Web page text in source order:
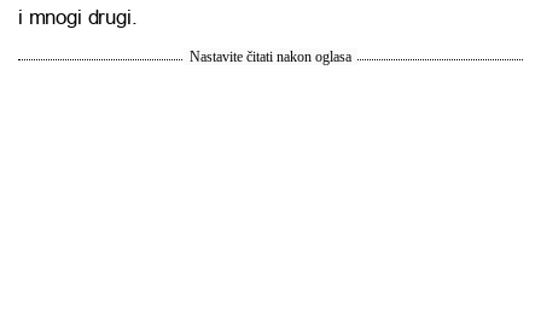
i mnogi drugi.
Nastavite čitati nakon oglasa